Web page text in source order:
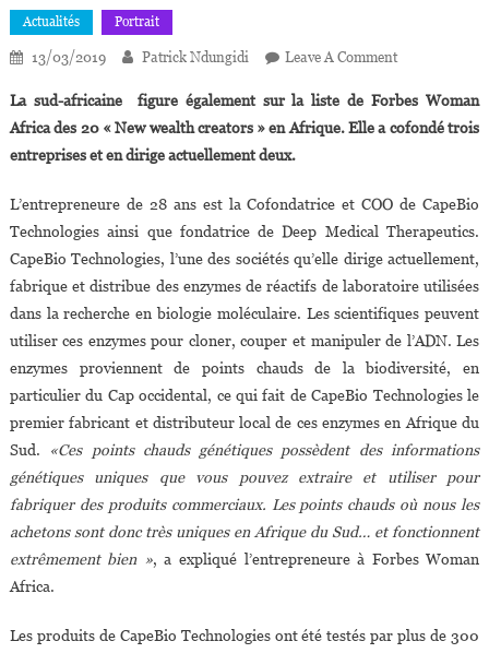
Actualités Portrait
13/03/2019 Patrick Ndungidi Leave A CommentOn
Lioma,
28
Fondatrice
De
3
Entreprises
Dans
Le
Secteur
Santé
La sud-africaine figure également sur la liste de Forbes Woman
Africa des 20 « New wealth creators » en Afrique. Elle a cofondé trois
entreprises et en dirige actuellement deux.
L’entrepreneure de 28 ans est la Cofondatrice et COO de CapeBio
Technologies ainsi que fondatrice de Deep Medical Therapeutics.
CapeBio Technologies, l’une des sociétés qu’elle dirige actuellement,
fabrique et distribue des enzymes de réactifs de laboratoire utilisées
dans la recherche en biologie moléculaire. Les scientifiques peuvent
utiliser ces enzymes pour cloner, couper et manipuler de l’ADN. Les
enzymes proviennent de points chauds de la biodiversité, en
particulier du Cap occidental, ce qui fait de CapeBio Technologies le
premier fabricant et distributeur local de ces enzymes en Afrique du
Sud.
«Ces points chauds génétiques possèdent des informations
génétiques uniques que vous pouvez extraire et utiliser pour
fabriquer des produits commerciaux. Les points chauds où nous les
achetons sont donc très uniques en Afrique du Sud… et fonctionnent
extrêmement bien », a expliqué l’entrepreneure à Forbes Woman
Africa.
Les produits de CapeBio Technologies ont été testés par plus de 300